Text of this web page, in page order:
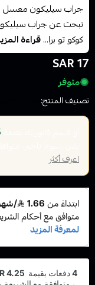
جراب سيليكون معسل
تبحث عن جراب
كوكو تو برا...قراءة
17 SAR
متوفر
تصنيف المنتج:
اعرف أكثر